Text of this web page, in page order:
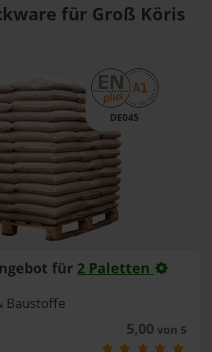
für Groß Köris
DE045
für 2 Paletten
Baustoffe
5,00 von 5